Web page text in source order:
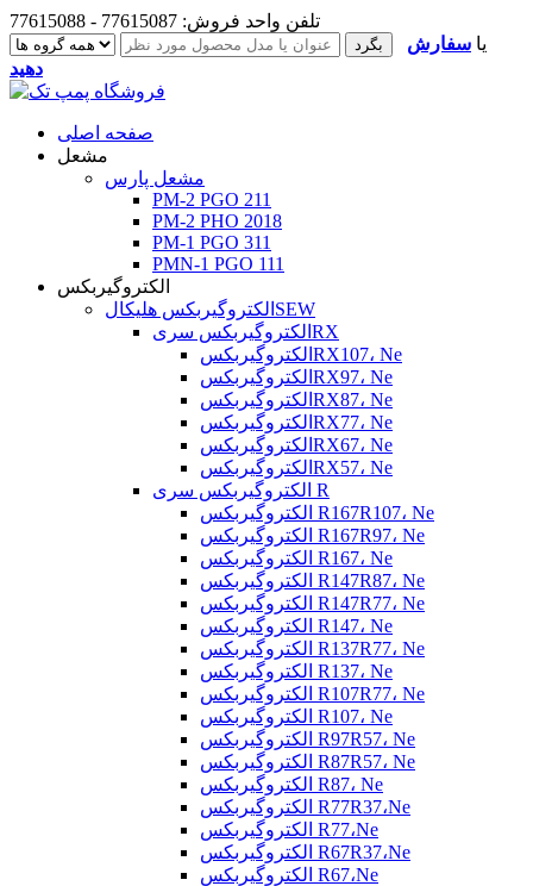
تلفن واحد فروش: 77615087 - 77615088
یا سفارش
دهید
صفحه اصلی
مشعل
مشعل پارس
PM-2 PGO 211
PM-2 PHO 2018
PM-1 PGO 311
PMN-1 PGO 111
الکتروگیربکس
الکتروگیربکس هلیکالSEW
الکتروگیربکس سریRX
الکتروگیربکسRX107، Ne
الکتروگیربکسRX97، Ne
الکتروگیربکسRX87، Ne
الکتروگیربکسRX77، Ne
الکتروگیربکسRX67، Ne
الکتروگیربکسRX57، Ne
الکتروگیربکس سری R
الکتروگیربکس R167R107، Ne
الکتروگیربکس R167R97، Ne
الکتروگیربکس R167، Ne
الکتروگیربکس R147R87، Ne
الکتروگیربکس R147R77، Ne
الکتروگیربکس R147، Ne
الکتروگیربکس R137R77، Ne
الکتروگیربکس R137، Ne
الکتروگیربکس R107R77، Ne
الکتروگیربکس R107، Ne
الکتروگیربکس R97R57، Ne
الکتروگیربکس R87R57، Ne
الکتروگیربکس R87، Ne
الکتروگیربکس R77R37،Ne
الکتروگیربکس R77،Ne
الکتروگیربکس R67R37،Ne
الکتروگیربکس R67،Ne